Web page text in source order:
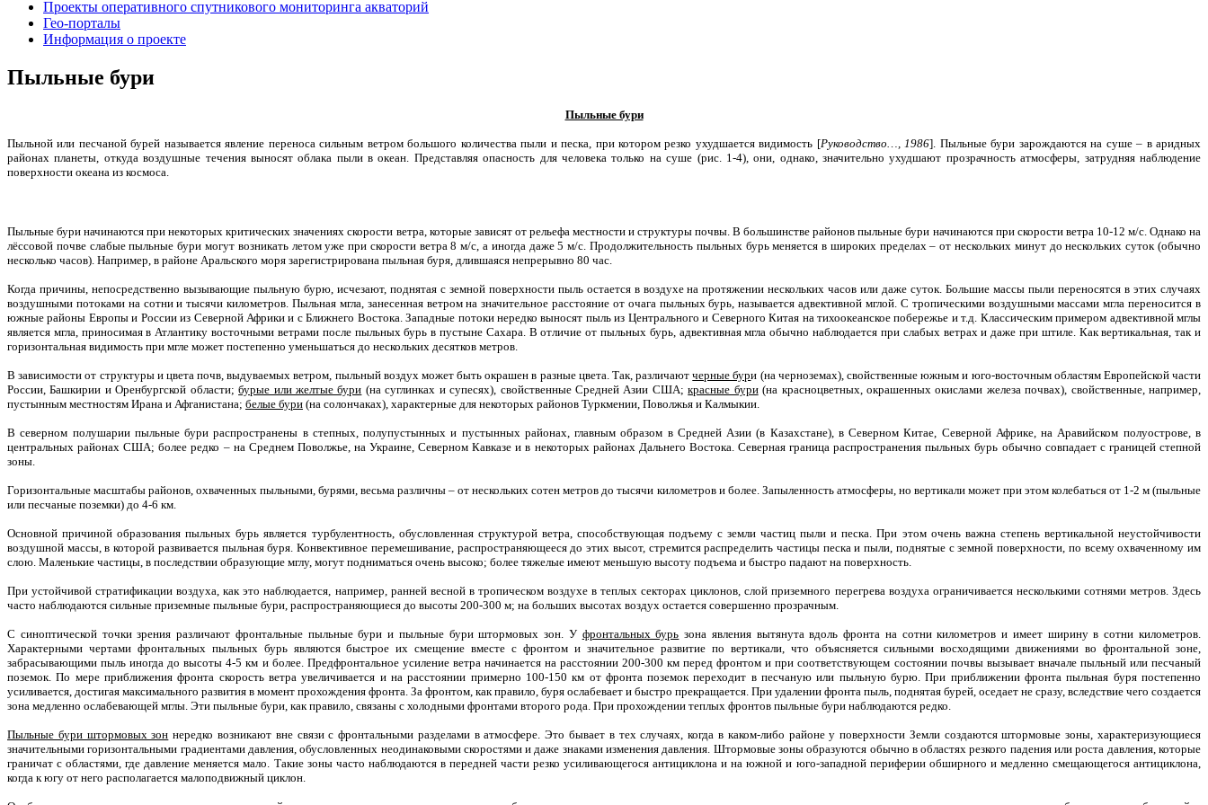
Проекты оперативного спутникового мониторинга акваторий
Гео-порталы
Информация о проекте
Пыльные бури
Пыльные бури
Пыльной или песчаной бурей называется явление переноса сильным ветром большого количества пыли и песка, при котором резко ухудшается видимость [Руководство…, 1986]. Пыльные бури зарождаются на суше – в аридных
районах планеты, откуда воздушные течения выносят облака пыли в океан. Представляя опасность для человека только на суше (рис. 1-4), они, однако, значительно ухудшают прозрачность атмосферы, затрудняя наблюдение
поверхности океана из космоса.
Пыльные бури начинаются при некоторых критических значениях скорости ветра, которые зависят от рельефа местности и структуры почвы. В большинстве районов пыльные бури начинаются при скорости ветра 10-12 м/с. Однако на
лёссовой почве слабые пыльные бури могут возникать летом уже при скорости ветра 8 м/с, а иногда даже 5 м/с. Продолжительность пыльных бурь меняется в широких пределах – от нескольких минут до нескольких суток (обычно
несколько часов). Например, в районе Аральского моря зарегистрирована пыльная буря, длившаяся непрерывно 80 час.
Когда причины, непосредственно вызывающие пыльную бурю, исчезают, поднятая с земной поверхности пыль остается в воздухе на протяжении нескольких часов или даже суток. Большие массы пыли переносятся в этих случаях
воздушными потоками на сотни и тысячи километров. Пыльная мгла, занесенная ветром на значительное расстояние от очага пыльных бурь, называется адвективной мглой. С тропическими воздушными массами мгла переносится в
южные районы Европы и России из Северной Африки и с Ближнего Востока. Западные потоки нередко выносят пыль из Центрального и Северного Китая на тихоокеанское побережье и т.д. Классическим примером адвективной мглы
является мгла, приносимая в Атлантику восточными ветрами после пыльных бурь в пустыне Сахара. В отличие от пыльных бурь, адвективная мгла обычно наблюдается при слабых ветрах и даже при штиле. Как вертикальная, так и
горизонтальная видимость при мгле может постепенно уменьшаться до нескольких десятков метров.
В зависимости от структуры и цвета почв, выдуваемых ветром, пыльный воздух может быть окрашен в разные цвета. Так, различаютчерные бури (на черноземах), свойственные южным и юго-восточным областям Европейской части
России, Башкирии и Оренбургской области;бурые или желтые бури (на суглинках и супесях), свойственные Средней Азии США;красные бури(на красноцветных, окрашенных окислами железа почвах), свойственные, например,
пустынным местностям Ирана и Афганистана; белые бури (на солончаках), характерные для некоторых районов Туркмении, Поволжья и Калмыкии.
В северном полушарии пыльные бури распространены в степных, полупустынных и пустынных районах, главным образом в Средней Азии (в Казахстане), в Северном Китае, Северной Африке, на Аравийском полуострове, в
центральных районах США; более редко – на Среднем Поволжье, на Украине, Северном Кавказе и в некоторых районах Дальнего Востока. Северная граница распространения пыльных бурь обычно совпадает с границей степной
зоны.
Горизонтальные масштабы районов, охваченных пыльными, бурями, весьма различны – от нескольких сотен метров до тысячи километров и более. Запыленность атмосферы, но вертикали может при этом колебаться от 1-2 м (пыльные
или песчаные поземки) до 4-6 км.
Основной причиной образования пыльных бурь является турбулентность, обусловленная структурой ветра, способствующая подъему с земли частиц пыли и песка. При этом очень важна степень вертикальной неустойчивости
воздушной массы, в которой развивается пыльная буря. Конвективное перемешивание, распространяющееся до этих высот, стремится распределить частицы песка и пыли, поднятые с земной поверхности, по всему охваченному им
слою. Маленькие частицы, в последствии образующие мглу, могут подниматься очень высоко; более тяжелые имеют меньшую высоту подъема и быстро падают на поверхность.
При устойчивой стратификации воздуха, как это наблюдается, например, ранней весной в тропическом воздухе в теплых секторах циклонов, слой приземного перегрева воздуха ограничивается несколькими сотнями метров. Здесь
часто наблюдаются сильные приземные пыльные бури, распространяющиеся до высоты 200-300 м; на больших высотах воздух остается совершенно прозрачным.
С синоптической точки зрения различают фронтальные пыльные бури и пыльные бури штормовых зон. У фронтальных бурь зона явления вытянута вдоль фронта на сотни километров и имеет ширину в сотни километров.
Характерными чертами фронтальных пыльных бурь являются быстрое их смещение вместе с фронтом и значительное развитие по вертикали, что объясняется сильными восходящими движениями во фронтальной зоне,
забрасывающими пыль иногда до высоты 4-5 км и более. Предфронтальное усиление ветра начинается на расстоянии 200-300 км перед фронтом и при соответствующем состоянии почвы вызывает вначале пыльный или песчаный
поземок. По мере приближения фронта скорость ветра увеличивается и на расстоянии примерно 100-150 км от фронта поземок переходит в песчаную или пыльную бурю. При приближении фронта пыльная буря постепенно
усиливается, достигая максимального развития в момент прохождения фронта. За фронтом, как правило, буря ослабевает и быстро прекращается. При удалении фронта пыль, поднятая бурей, оседает не сразу, вследствие чего создается
зона медленно ослабевающей мглы. Эти пыльные бури, как правило, связаны с холодными фронтами второго рода. При прохождении теплых фронтов пыльные бури наблюдаются редко.
Пыльные бури штормовых зон нередко возникают вне связи с фронтальными разделами в атмосфере. Это бывает в тех случаях, когда в каком-либо районе у поверхности Земли создаются штормовые зоны, характеризующиеся
значительными горизонтальными градиентами давления, обусловленных неодинаковыми скоростями и даже знаками изменения давления. Штормовые зоны образуются обычно в областях резкого падения или роста давления, которые
граничат с областями, где давление меняется мало. Такие зоны часто наблюдаются в передней части резко усиливающегося антициклона и на южной и юго-западной периферии обширного и медленно смещающегося антициклона,
когда к югу от него располагается малоподвижный циклон.